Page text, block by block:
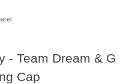
- Team Dream & G
Cap